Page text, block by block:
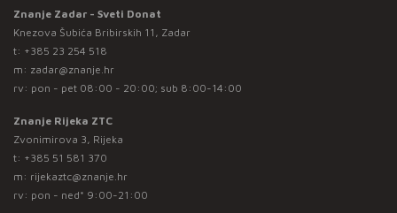
Znanje Zadar - Sveti Donat
Knezova Šubića Bribirskih 11, Zadar
t: +385 23 254 518
m: zadar@znanje.hr
rv: pon - pet 08:00 - 20:00; sub 8:00-14:00
Znanje Rijeka ZTC
Zvonimirova 3, Rijeka
t: +385 51 581 370
m: rijekaztc@znanje.hr
rv: pon - ned* 9:00-21:00